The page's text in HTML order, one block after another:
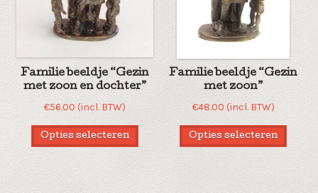
Familie beeldje “Gezin
met zoon en dochter”
€56.00 (incl. BTW)
Opties selecteren
Familie beeldje “Gezin
met zoon”
€48.00 (incl. BTW)
Opties selecteren